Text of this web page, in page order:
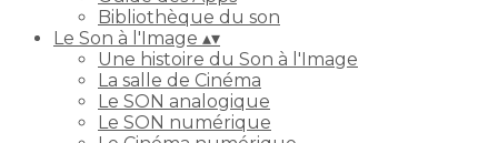
Bibliothèque du son
Le Son à l'Image ▴▾
Une histoire du Son à l'Image
La salle de Cinéma
Le SON analogique
Le SON numérique